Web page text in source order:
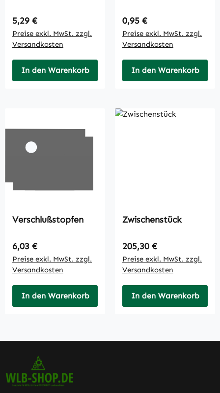
Regulärer Preis:
5,29 €
Preise exkl. MwSt. zzgl.
Versandkosten
In den Warenkorb
Regulärer Preis:
0,95 €
Preise exkl. MwSt. zzgl.
Versandkosten
In den Warenkorb
Verschlußstopfen
Regulärer Preis:
6,03 €
Preise exkl. MwSt. zzgl.
Versandkosten
In den Warenkorb
Zwischenstück
Regulärer Preis:
205,30 €
Preise exkl. MwSt. zzgl.
Versandkosten
In den Warenkorb